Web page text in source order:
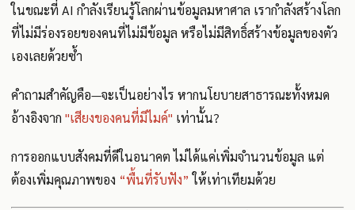
ในขณะที่ AI กำลังเรียนรู้โลกผ่านข้อมูลมหาศาล เรากำลังสร้างโลก
ที่ไม่มีร่องรอยของคนที่ไม่มีข้อมูล หรือไม่มีสิทธิ์สร้างข้อมูลของตัว
เองเลยด้วยซ้ำ
คำถามสำคัญคือ—จะเป็นอย่างไร หากนโยบายสาธารณะทั้งหมด
อ้างอิงจาก "เสียงของคนที่มีไมค์" เท่านั้น?
การออกแบบสังคมที่ดีในอนาคต ไม่ได้แค่เพิ่มจำนวนข้อมูล แต่
ต้องเพิ่มคุณภาพของ “พื้นที่รับฟัง”ให้เท่าเทียมด้วย